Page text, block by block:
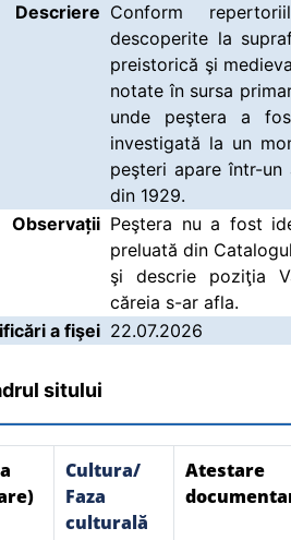
Descriere Conform
descoperite la
preistorică şi
notate în sursa
unde peştera a
investigată la un
peşteri apare într-
din 1929.
Observații Peştera nu a fost
preluată din
şi descrie poziţia
căreia s-ar afla.
a fişei 22.07.2026
sitului
Cultura/
Faza
culturală
Atestare